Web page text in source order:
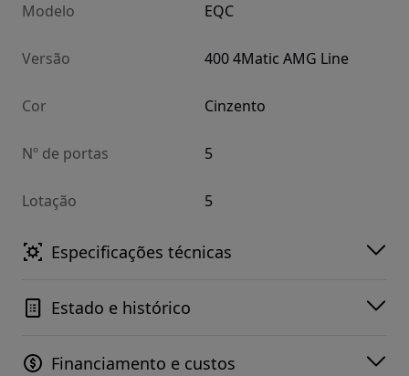
Modelo EQC
Versão 400 4Matic AMG Line
Cor Cinzento
Nº de portas 5
Lotação 5
Especificações técnicas
Estado e histórico
Financiamento e custos